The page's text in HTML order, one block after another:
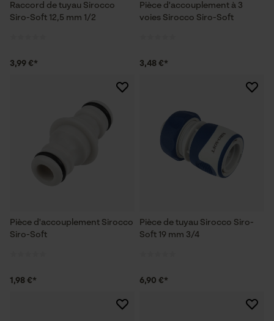
Raccord de tuyau Sirocco
Siro-Soft 12,5 mm 1/2
3,99 €*
Pièce d'accouplement à 3
voies Sirocco Siro-Soft
3,48 €*
Pièce d'accouplement Sirocco
Siro-Soft
1,98 €*
Pièce de tuyau Sirocco Siro-
Soft 19 mm 3/4
6,90 €*